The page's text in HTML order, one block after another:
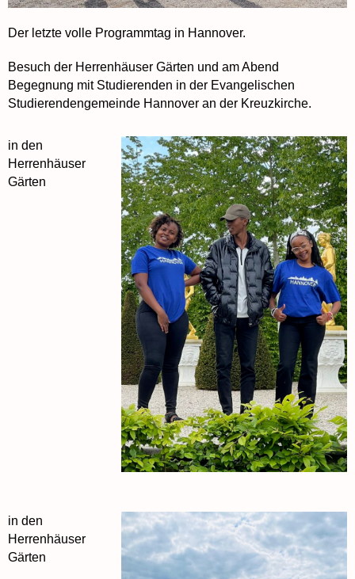
Der letzte volle Programmtag in Hannover.
Besuch der Herrenhäuser Gärten und am Abend
Begegnung mit Studierenden in der Evangelischen
Studierendengemeinde Hannover an der Kreuzkirche.
in den
Herrenhäuser
Gärten
in den
Herrenhäuser
Gärten